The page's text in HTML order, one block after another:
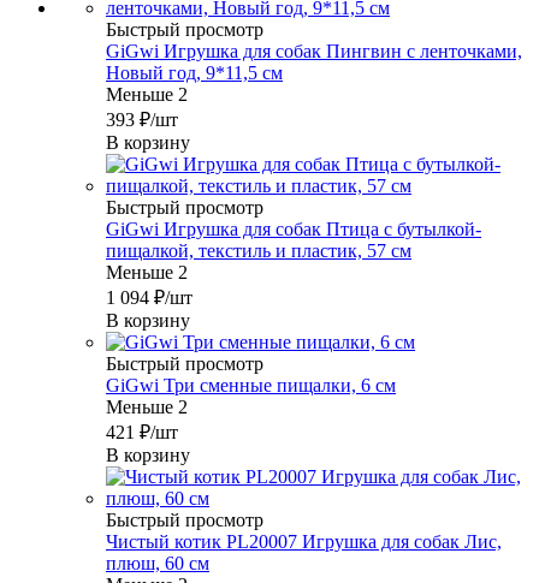
Быстрый просмотр
GiGwi Игрушка для собак Пингвин с ленточками,
Новый год, 9*11,5 см
Меньше 2
393 ₽/шт
В корзину
Быстрый просмотр
GiGwi Игрушка для собак Птица с бутылкой-
пищалкой, текстиль и пластик, 57 см
Меньше 2
1 094 ₽/шт
В корзину
Быстрый просмотр
GiGwi Три сменные пищалки, 6 см
Меньше 2
421 ₽/шт
В корзину
Быстрый просмотр
Чистый котик PL20007 Игрушка для собак Лис,
плюш, 60 см